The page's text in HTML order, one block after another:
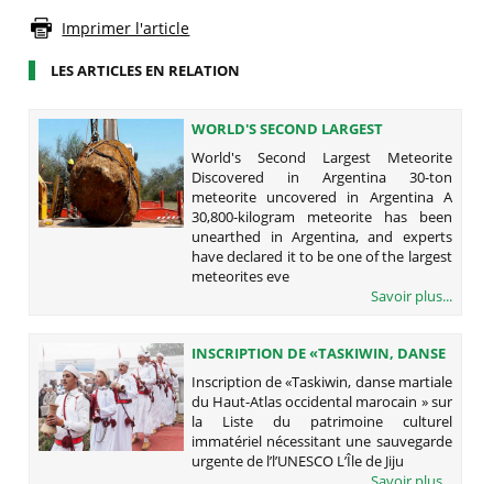
Imprimer l'article
LES ARTICLES EN RELATION
WORLD'S SECOND LARGEST
METEORITE DISCOVERED IN
ARGENTINA
World's Second Largest Meteorite
Discovered in Argentina 30-ton
meteorite uncovered in Argentina A
30,800-kilogram meteorite has been
unearthed in Argentina, and experts
have declared it to be one of the largest
meteorites eve
Savoir plus...
INSCRIPTION DE «TASKIWIN, DANSE
MARTIALE DU HAUT-ATLAS
OCCIDENTAL MAROCAIN » SUR LA
LISTE DU PATRIMOINE CULTUREL
IMMATÉRIEL NÉCESSITANT UNE
SAUVEGARDE URGENTE DE
L’L’UNESCO L’ÎLE DE JIJU, CORÉE DU
Inscription de «Taskiwin, danse martiale
du Haut-Atlas occidental marocain » sur
la Liste du patrimoine culturel
immatériel nécessitant une sauvegarde
urgente de l’l’UNESCO L’Île de Jiju